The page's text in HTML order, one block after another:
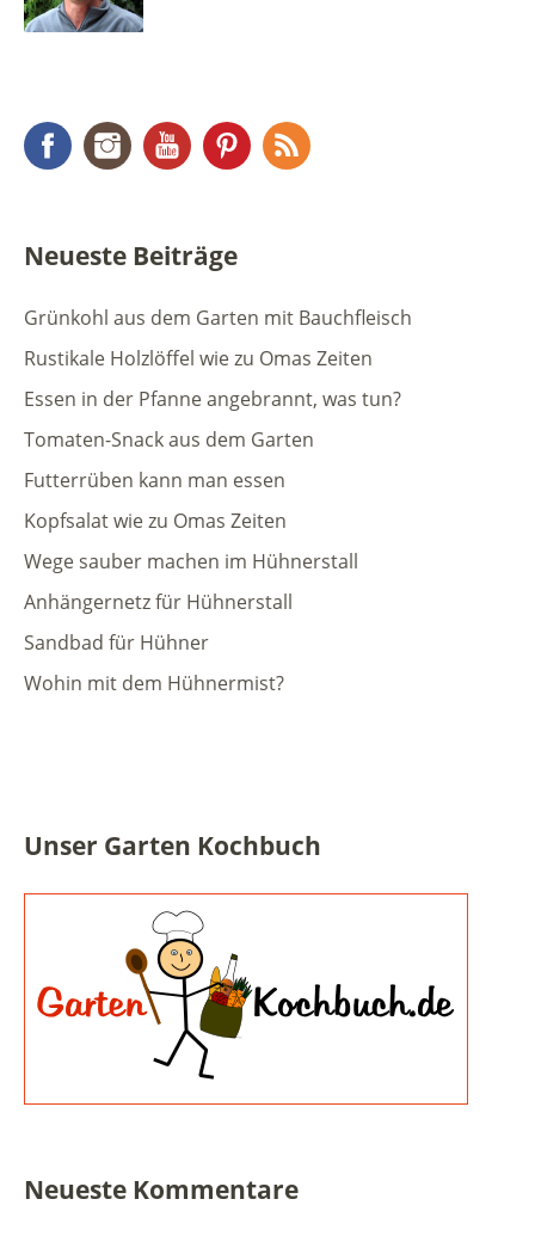
FacebookInstagramYouTubePinterest
Neueste Beiträge
Grünkohl aus dem Garten mit Bauchfleisch
Rustikale Holzlöffel wie zu Omas Zeiten
Essen in der Pfanne angebrannt, was tun?
Tomaten-Snack aus dem Garten
Futterrüben kann man essen
Kopfsalat wie zu Omas Zeiten
Wege sauber machen im Hühnerstall
Anhängernetz für Hühnerstall
Sandbad für Hühner
Wohin mit dem Hühnermist?
Unser Garten Kochbuch
Neueste Kommentare